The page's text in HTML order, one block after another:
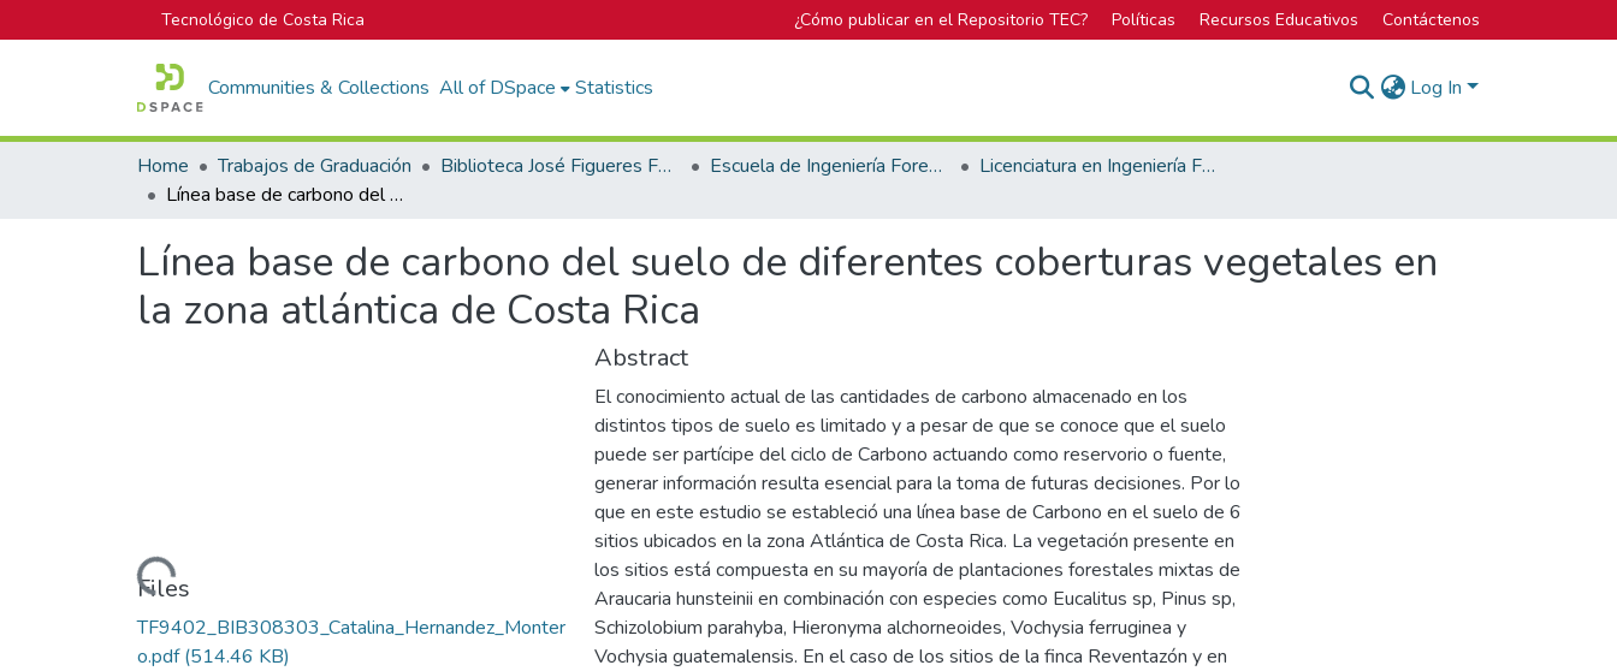
Tecnológico de Costa Rica ¿Cómo publicar en el Repositorio TEC? Políticas Recursos Educativos Contáctenos
Communities & Collections All of DSpace Statistics Log In
Home Trabajos de Graduación Biblioteca José Figueres Ferrer Escuela de Ingeniería Forestal
Licenciatura en Ingeniería Forestal
Línea base de carbono del suelo de diferentes coberturas vegetales en la zona atlántica de Costa Rica
Línea base de carbono del suelo de diferentes coberturas vegetales en
la zona atlántica de Costa Rica
Loading...
Files
TF9402_BIB308303_Catalina_Hernandez_Monter
o.pdf(514.46 KB)
Abstract
El conocimiento actual de las cantidades de carbono almacenado en los
distintos tipos de suelo es limitado y a pesar de que se conoce que el suelo
puede ser partícipe del ciclo de Carbono actuando como reservorio o fuente,
generar información resulta esencial para la toma de futuras decisiones. Por lo
que en este estudio se estableció una línea base de Carbono en el suelo de 6
sitios ubicados en la zona Atlántica de Costa Rica. La vegetación presente en
los sitios está compuesta en su mayoría de plantaciones forestales mixtas de
Araucaria hunsteinii en combinación con especies como Eucalitus sp, Pinus sp,
Schizolobium parahyba, Hieronyma alchorneoides, Vochysia ferruginea y
Vochysia guatemalensis. En el caso de los sitios de la finca Reventazón y en